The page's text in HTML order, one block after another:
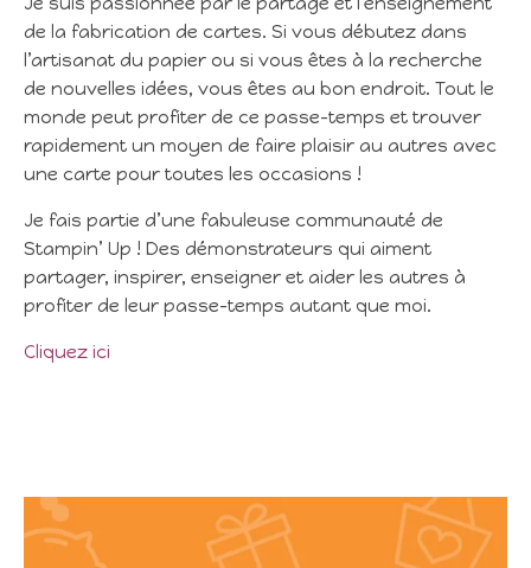
de la fabrication de cartes. Si vous débutez dans
l’artisanat du papier ou si vous êtes à la recherche
de nouvelles idées, vous êtes au bon endroit. Tout le
monde peut profiter de ce passe-temps et trouver
rapidement un moyen de faire plaisir au autres avec
une carte pour toutes les occasions !
Je fais partie d’une fabuleuse communauté de
Stampin’ Up ! Des démonstrateurs qui aiment
partager, inspirer, enseigner et aider les autres à
profiter de leur passe-temps autant que moi.
Cliquez ici